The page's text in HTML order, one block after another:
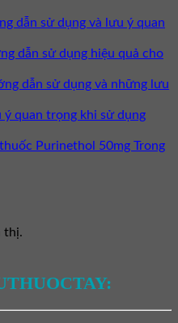
dẫn sử dụng và lưu ý quan
dẫn sử dụng hiệu quả cho
dẫn sử dụng và những lưu
ý quan trọng khi sử dụng
Purinethol 50mg Trong
thị.